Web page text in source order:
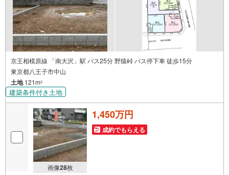
京王相模原線 「南大沢」駅 バス25分 野猿峠 バス停下車 徒歩15分
東京都八王子市中山
土地121m2
建築条件付き土地
画像28枚
1,450万円
成約でもらえる